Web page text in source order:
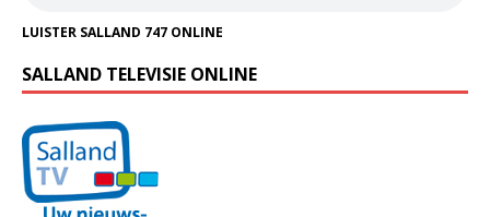
LUISTER SALLAND 747 ONLINE
SALLAND TELEVISIE ONLINE